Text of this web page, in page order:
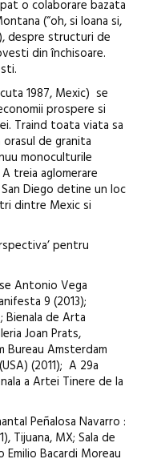
o colaborare bazata
(“oh, si Ioana si,
despre structuri de
din închisoare.
1987, Mexic) se
prospere si
Traind toata viata sa
de granita
monoculturile
treia aglomerare
Diego detine un loc
dintre Mexic si
pentru
Antonio Vega
9 (2013);
Bienala de Arta
Joan Prats,
Bureau Amsterdam
(2011); A 29a
a Artei Tinere de la
Peñalosa Navarro :
Tijuana, MX; Sala de
Bacardi Moreau